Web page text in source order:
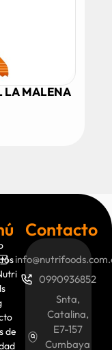
LA MALENA
de
Contacto
0990936852
Snta,
Catalina,
E7-157
Cumbaya